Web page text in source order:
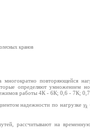
кранов
многократно повторяющейся
определяют умножением
работы 4К - 6К; 0,6 - 7К;
надежности по нагрузкеγk
рассчитывают на временную